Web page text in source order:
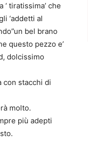
tiratissima’ che
‘addetti al
bel brano
questo pezzo e’
dolcissimo
con stacchi di
molto.
più adepti